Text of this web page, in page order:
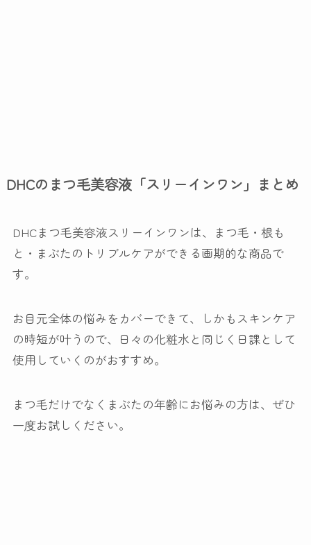
DHCのまつ毛美容液「スリーインワン」まとめ
DHCまつ毛美容液スリーインワンは、まつ毛・根も
と・まぶたのトリブルケアができる画期的な商品で
す。
お目元全体の悩みをカバーできて、しかもスキンケア
の時短が叶うので、日々の化粧水と同じく日課として
使用していくのがおすすめ。
まつ毛だけでなくまぶたの年齢にお悩みの方は、ぜひ
一度お試しください。